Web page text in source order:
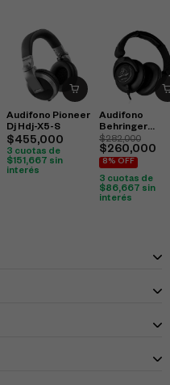
Audifono Pioneer
Dj Hdj-X5-S
$455,000
3 cuotas de
$151,667 sin
interés
Audifono
Behringer
Hpx6000
$282,000
$260,000
8% OFF
3 cuotas de
$86,667 sin
interés